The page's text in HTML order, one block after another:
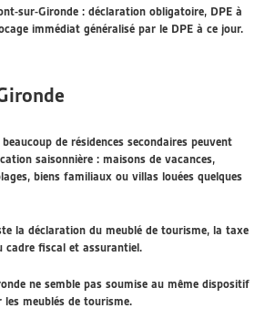
sur-Gironde : déclaration obligatoire, DPE à
immédiat généralisé par le DPE à ce jour.
de résidences secondaires peuvent
saisonnière : maisons de vacances,
biens familiaux ou villas louées quelques
la déclaration du meublé de tourisme, la taxe
cadre fiscal et assurantiel.
ne semble pas soumise au même dispositif
meublés de tourisme.